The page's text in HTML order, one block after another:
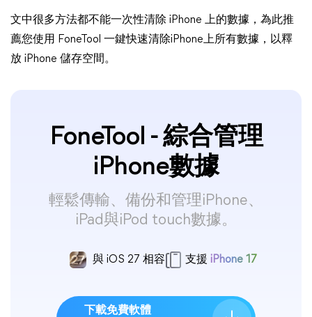
文中很多方法都不能一次性清除 iPhone 上的數據，為此推
薦您使用 FoneTool 一鍵快速清除iPhone上所有數據，以釋
放 iPhone 儲存空間。
FoneTool - 綜合管理
iPhone數據
輕鬆傳輸、備份和管理iPhone、
iPad與iPod touch數據。
與 iOS 27 相容 支援 iPhone 17
下載免費軟體